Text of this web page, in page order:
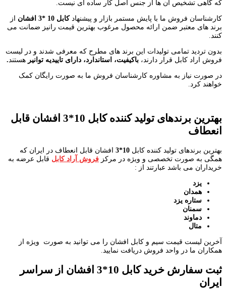
که گاهی تشخیص آن ها از جنس اصل کار ساده ای نیست.
کارشناسان فروش ما با پایش مستمر بازار و پیشنهادکابل 10 *3 افشان
از
برند های معتبر ضمن ارائه محصول مرغوب بهترین قیمت رانیز ضمانت می
کنند.
بدون تردید تمامی تولیدات این برند های مطرح که معرفی شدند و در لیست
فروش اراد کابل قرار دارند، باکیفیت، استاندارد، دارای تاییدیه توانیر هستند .
در صورت نیاز به مشاوره کارشناسان فروش ما به صورت رایگان کمک
خواهند کرد.
بهترین برندهای تولید کننده کابل 10*3 افشان قابل
انعطاف
بهترین برندهای تولید کننده کابل 10*3
افشان قابل انعطاف در ایران که
همگی به صورت تخصصی و ویژه در مرکز فروش آراد کابل قابل عرضه به
خریداران می باشد عبارتند از :
یزد
همدان
ستاره یزد
سمنان
دماوند
متال
آخرین لیست قیمت سیم و کابل افشان را می توانید به صورت ویژه از
همکاران ما در واحد فروش دریافت نمایید.
ثبت سفارش خرید کابل 10*3 افشان از سراسر
ایران